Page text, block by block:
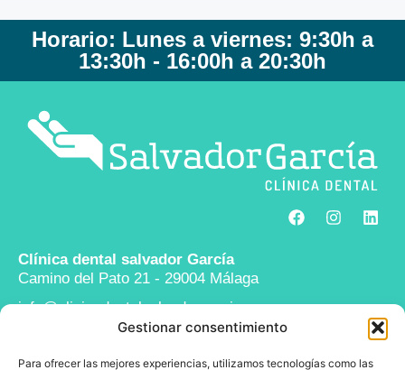
Gestionar consentimiento
Para ofrecer las mejores experiencias, utilizamos tecnologías como las
Horario: Lunes a viernes: 9:30h a
13:30h - 16:00h a 20:30h
Clínica dental salvador García
Camino del Pato 21 - 29004 Málaga
info@clinicadentalsalvadorgarcia.com